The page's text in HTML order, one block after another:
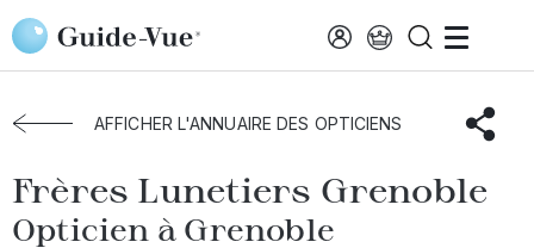
Aller au contenu principal
Accueil Choisir mon opticien
Grenoble
Frères Lunetiers Grenoble
AFFICHER L'ANNUAIRE DES OPTICIENS
Frères Lunetiers Grenoble
Opticien à Grenoble